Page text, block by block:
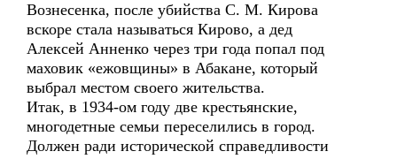
Вознесенка, после убийства С. М. Кирова
вскоре стала называться Кирово, а дед
Алексей Анненко через три года попал под
маховик «ежовщины» в Абакане, который
выбрал местом своего жительства.
Итак, в 1934-ом году две крестьянские,
многодетные семьи переселились в город.
Должен ради исторической справедливости